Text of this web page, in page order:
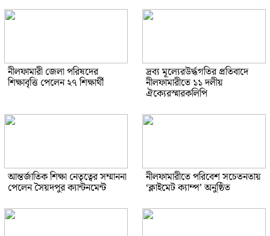
নীলফামারী জেলা পরিষদের
শিক্ষাবৃত্তি পেলেন ২৭ শিক্ষার্থী
দ্রব্য মূল্যেরউর্দ্ধগতির প্রতিবাদে
নীলফামারীতে ১১ দলীয়
ঐক্যেরস্মারকলিপি
আন্তর্জাতিক শিক্ষা নেতৃত্বের সম্মাননা
পেলেন সৈয়দপুর ক্যান্টনমেন্ট
নীলফামারীতে পরিবেশ সচেতনতায়
‘ক্লাইমেট ক্যাম্প’ অনুষ্ঠিত